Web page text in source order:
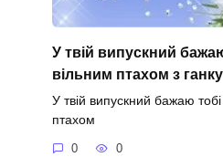
У твій випускний
вільним птахом з
У твій випускний бажаю тобі
птахом
0 0